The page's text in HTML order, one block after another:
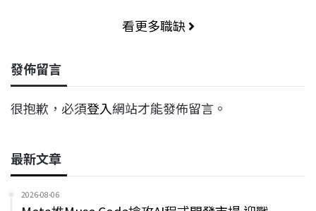
看更多職缺
發佈留言
很抱歉，必須登入網站才能發佈留言。
最新文章
2026-08-06